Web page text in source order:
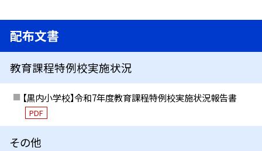
配布文書
教育課程特例校実施状況
【黒内小学校】令和7年度教育課程特例校実施状況報告書
PDF
その他